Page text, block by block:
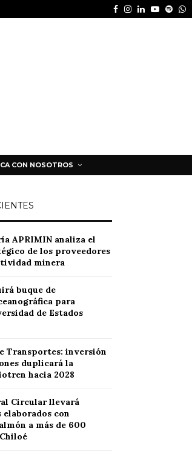
Facebook
Instagram
LinkedinYoutube
CON NOSOTROS
APRIMIN analiza el
de los proveedores
minera
buque de
para
de Estados
Transportes: inversión
duplicará la
hacia 2028
Circular llevará
con
a más de 600